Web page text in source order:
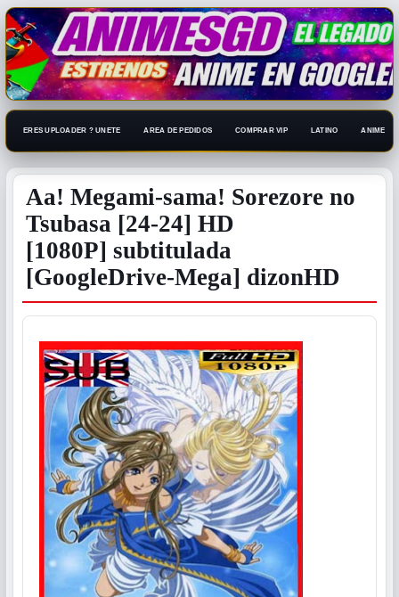
ERES UPLOADER ? UNETE AREA DE PEDIDOS COMPRAR VIP LATINO ANIME
Aa! Megami-sama! Sorezore no
Tsubasa [24-24] HD
[1080P] subtitulada
[GoogleDrive-Mega] dizonHD